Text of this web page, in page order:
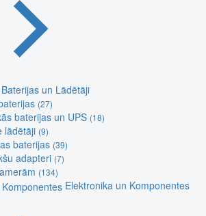
un Lādētāji
(27)
baterijas un UPS (18)
lādētāji (9)
baterijas (39)
adapteri (7)
(134)
Elektronika un Komponentes